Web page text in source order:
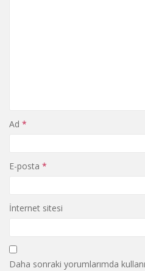
Ad *
E-posta *
İnternet sitesi
Daha sonraki yorumlarımda